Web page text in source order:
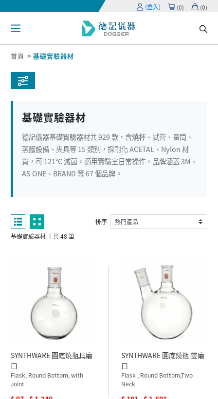
(登入) (0) (0)
首頁 基礎實驗器材
基礎實驗器材
德記儀器基礎實驗器材共 929 款，含燒杯、試管、量筒、
蒸餾設備、夾具等 15 類別，採耐化 ACETAL、Nylon 材
質，可 121°C 滅菌，適用實驗室日常操作，品牌涵蓋 3M、
AS ONE、BRAND 等 67 個品牌。
基礎實驗器材 ｜共 48 筆
排序
SYNTHWARE 圓底燒瓶具磨
口
Flask, Round Bottom, with
Joint
SYNTHWARE 圓底燒瓶 雙磨
口
Flask , Round Bottom,Two
Neck